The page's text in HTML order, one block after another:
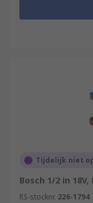
Tijdelijk niet
Bosch 1/2 in
RS-stocknr. 226-1794